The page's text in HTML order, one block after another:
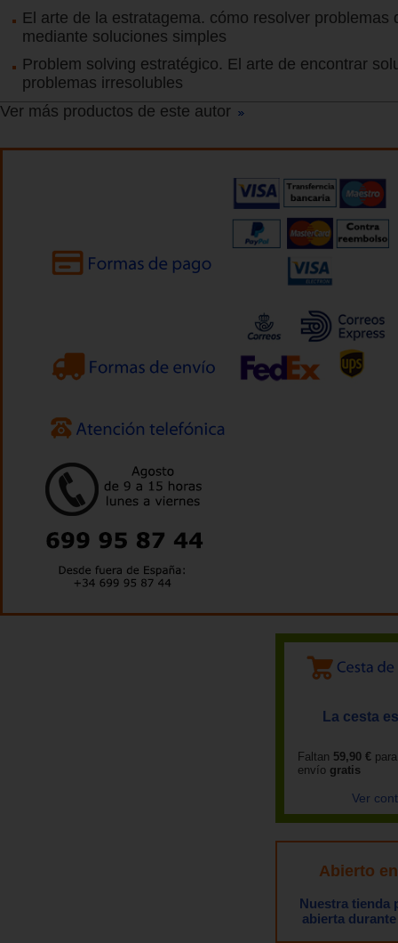
El arte de la estratagema. cómo resolver problemas
mediante soluciones simples
Problem solving estratégico. El arte de encontrar
problemas irresolubles
Ver más productos de este autor
La cesta
Faltan 59,90 €
envío gratis
Ver
Abierto
Nuestra tienda
abierta